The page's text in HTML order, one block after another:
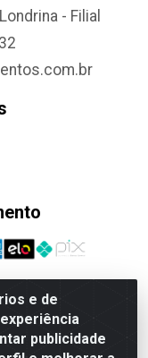
e de
publicidade
- Filial
Itatiba Do Sul, 161 -
700- CNPJ